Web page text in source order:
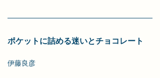
ポケットに詰める迷いとチョコレート
伊藤良彦